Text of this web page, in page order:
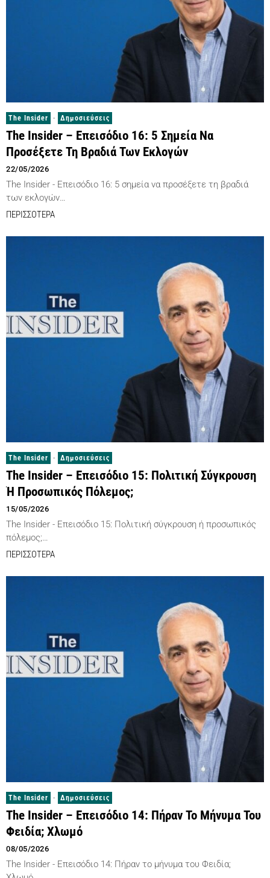
The Insider · Δημοσιεύσεις
The Insider – Επεισόδιο 16: 5 Σημεία Να
Προσέξετε Τη Βραδιά Των Εκλογών
22/05/2026
The Insider - Επεισόδιο 16: 5 σημεία να προσέξετε τη βραδιά
των εκλογών…
ΠΕΡΙΣΣΟΤΕΡΑ
The Insider · Δημοσιεύσεις
The Insider – Επεισόδιο 15: Πολιτική Σύγκρουση
Ή Προσωπικός Πόλεμος;
15/05/2026
The Insider - Επεισόδιο 15: Πολιτική σύγκρουση ή προσωπικός
πόλεμος;…
ΠΕΡΙΣΣΟΤΕΡΑ
The Insider · Δημοσιεύσεις
The Insider – Επεισόδιο 14: Πήραν Το Μήνυμα Του
Φειδία; Χλωμό
08/05/2026
The Insider - Επεισόδιο 14: Πήραν το μήνυμα του Φειδία;